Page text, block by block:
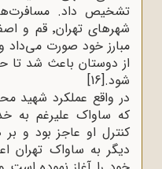
تشخیص داد.
شهرهای
مبارز خود صورت می‌داد
از دوستان باعث ‌شد تا
شود.[16]
در واقع عملکرد شهید
که ساواک علیرغم به
کنترل او عاجز بود و
دیگر به ساواک تهران